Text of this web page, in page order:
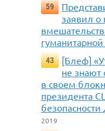
59
заявил о
43
[Блеф]
не знают
в своем
президента
2019